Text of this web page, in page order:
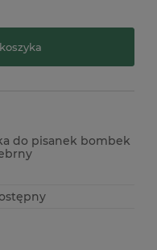
do pisanek bombek